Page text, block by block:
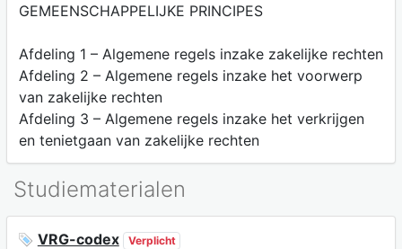
GEMEENSCHAPPELIJKE PRINCIPES
Afdeling 1 – Algemene regels inzake zakelijke rechten
Afdeling 2 – Algemene regels inzake het voorwerp
van zakelijke rechten
Afdeling 3 – Algemene regels inzake het verkrijgen
en tenietgaan van zakelijke rechten
Studiematerialen
VRG-codex Verplicht